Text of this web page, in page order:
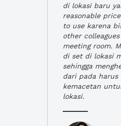
di lokasi baru
reasonable
to use karena
other
meeting room.
di set di lokasi
sehingga
dari pada harus
kemacetan
lokasi.